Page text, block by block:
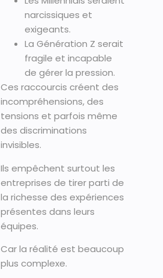
narcissiques et
exigeants.
La Génération Z serait
fragile et incapable
de gérer la pression.
Ces raccourcis créent des
incompréhensions, des
tensions et parfois même
des discriminations
invisibles.
Ils empêchent surtout les
entreprises de tirer parti de
la richesse des expériences
présentes dans leurs
équipes.
Car la réalité est beaucoup
plus complexe.